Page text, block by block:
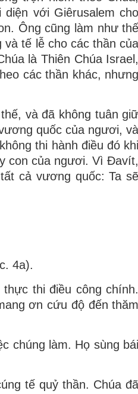
với Giêrusalem cho
Ông cũng làm như thế
tế lễ cho các thần của
là Thiên Chúa Israel,
các thần khác, nhưng
và đã không tuân giữ
quốc của ngươi, và
thi hành điều đó khi
con của ngươi. Vì Ðavít,
cả vương quốc: Ta sẽ
4a).
thi điều công chính.
ơn cứu độ đến thăm
chúng làm. Họ sùng bái
tế quỷ thần. Chúa đã